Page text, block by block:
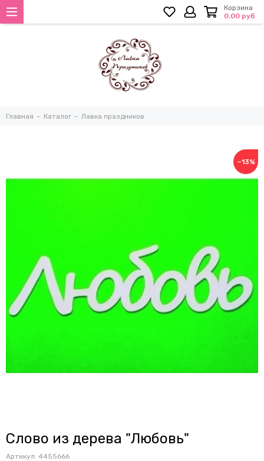
Корзина
0.00 руб
Главная Каталог Лавка праздников
−13%
Слово из дерева "Любовь"
Артикул: 4455666